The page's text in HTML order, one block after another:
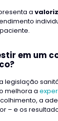
a
em um
legislação
melhora a
a
– e os